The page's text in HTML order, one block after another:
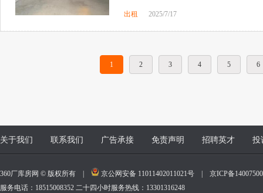
出租 2025/7/17
1 2 3 4 5 6
关于我们 联系我们 广告承接 免责声明 招聘英才 投
360厂库房网 © 版权所有 | 京公网安备 11011402011021号
京ICP备
服务电话：18515008352 二十四小时服务热线：13301316248